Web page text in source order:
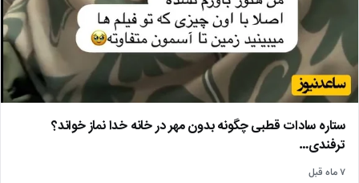
ستاره سادات قطبی چگونه بدون مهر در خانه خدا نماز خواند؟
ترفندی…
۷ ماه قبل